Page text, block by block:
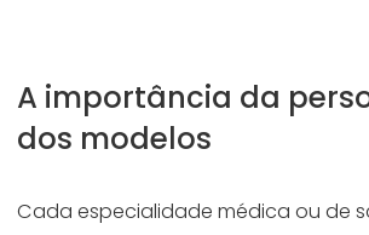
A importância da
dos modelos
Cada especialidade médica ou de